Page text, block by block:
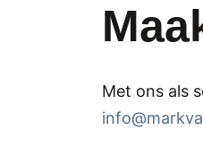
Met ons als